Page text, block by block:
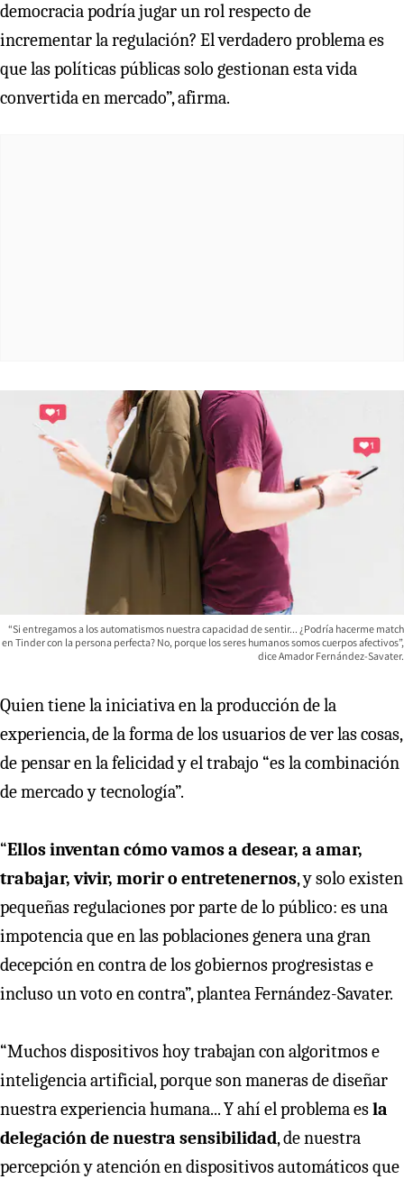
democracia podría jugar un rol respecto de
incrementar la regulación? El verdadero problema es
que las políticas públicas solo gestionan esta vida
convertida en mercado”, afirma.
“Si entregamos a los automatismos nuestra capacidad de sentir... ¿Podría hacerme match
en Tinder con la persona perfecta? No, porque los seres humanos somos cuerpos afectivos”,
dice Amador Fernández-Savater.
Quien tiene la iniciativa en la producción de la
experiencia, de la forma de los usuarios de ver las cosas,
de pensar en la felicidad y el trabajo “es la combinación
de mercado y tecnología”.
“Ellos inventan cómo vamos a desear, a amar,
trabajar, vivir, morir o entretenernos, y solo existen
pequeñas regulaciones por parte de lo público: es una
impotencia que en las poblaciones genera una gran
decepción en contra de los gobiernos progresistas e
incluso un voto en contra”, plantea Fernández-Savater.
“Muchos dispositivos hoy trabajan con algoritmos e
inteligencia artificial, porque son maneras de diseñar
nuestra experiencia humana... Y ahí el problema esla
delegación de nuestra sensibilidad, de nuestra
percepción y atención en dispositivos automáticos que